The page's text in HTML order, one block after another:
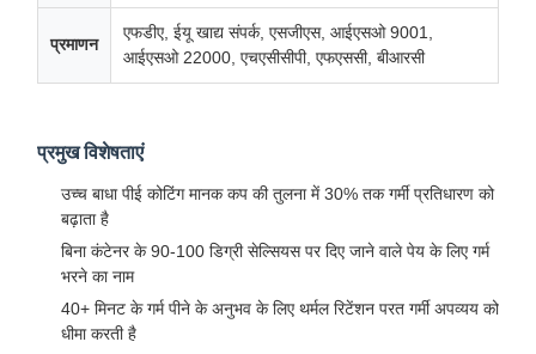
प्रमाणन
एफडीए, ईयू खाद्य संपर्क, एसजीएस, आईएसओ 9001,
आईएसओ 22000, एचएसीसीपी, एफएससी, बीआरसी
प्रमुख विशेषताएं
उच्च बाधा पीई कोटिंग मानक कप की तुलना में 30% तक गर्मी प्रतिधारण को
बढ़ाता है
बिना कंटेनर के 90-100 डिग्री सेल्सियस पर दिए जाने वाले पेय के लिए गर्म
भरने का नाम
40+ मिनट के गर्म पीने के अनुभव के लिए थर्मल रिटेंशन परत गर्मी अपव्यय को
धीमा करती है